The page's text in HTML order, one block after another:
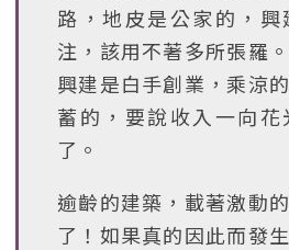
路，地皮是公家的，興
注，該用不著多所張羅
興建是白手創業，乘涼
蓄的，要說收入一向
了。
逾齡的建築，載著激動
了！如果真的因此而發